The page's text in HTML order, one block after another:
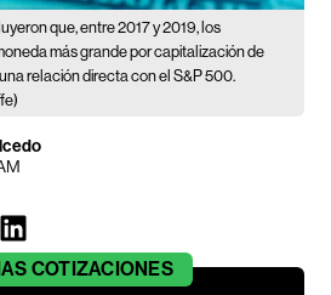
que, entre 2017 y 2019, los
más grande por capitalización de
relación directa con el S&P 500.
COTIZACIONES